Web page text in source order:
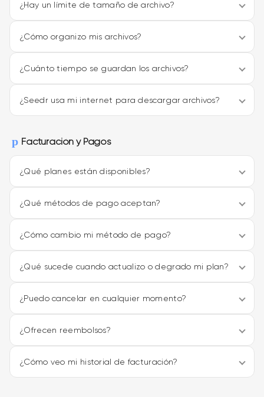
¿Hay un límite de tamaño de archivo?
¿Cómo organizo mis archivos?
¿Cuánto tiempo se guardan los archivos?
¿Seedr usa mi internet para descargar archivos?
Facturación y Pagos
¿Qué planes están disponibles?
¿Qué métodos de pago aceptan?
¿Cómo cambio mi método de pago?
¿Qué sucede cuando actualizo o degrado mi plan?
¿Puedo cancelar en cualquier momento?
¿Ofrecen reembolsos?
¿Cómo veo mi historial de facturación?